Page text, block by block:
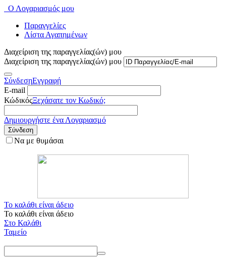
Ο Λογαριασμός μου
Παραγγελίες
Λίστα Αγαπημένων
Διαχείριση της παραγγελίας(ών) μου
Διαχείριση της παραγγελίας(ών) μου
ΣύνδεσηΕγγραφή
E-mail
ΚώδικόςΞεχάσατε τον Κωδικό;
Δημιουργήστε ένα Λογαριασμό
Σύνδεση
Να με θυμάσαι
Το καλάθι είναι άδειο
Το καλάθι είναι άδειο
Στο Καλάθι
Ταμείο